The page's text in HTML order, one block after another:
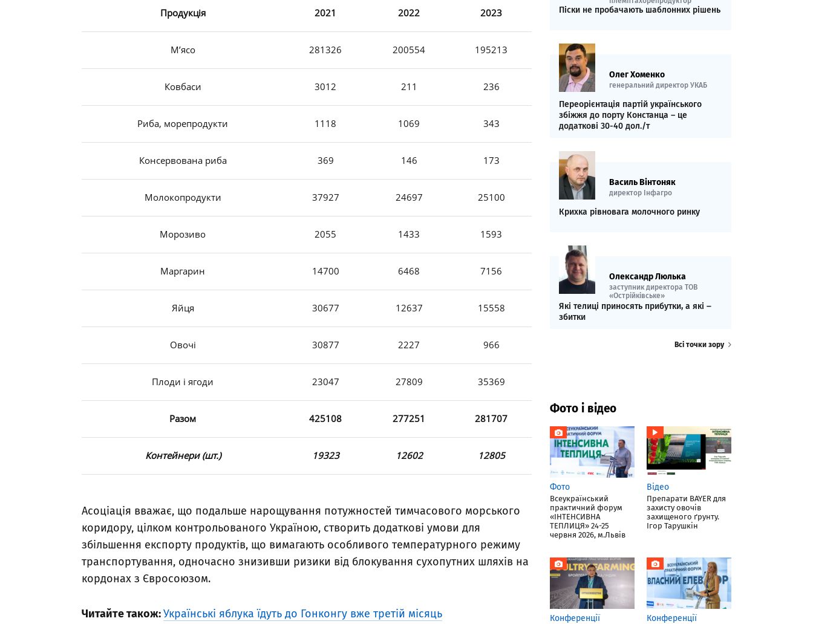
Продукція 2021 2022 2023
М’ясо 281326 200554 195213
Ковбаси 3012 211 236
Риба, морепродукти 1118 1069 343
Консервована риба 369 146 173
Молокопродукти 37927 24697 25100
Морозиво 2055 1433 1593
Маргарин 14700 6468 7156
Яйця 30677 12637 15558
Овочі 30877 2227 966
Плоди і ягоди 23047 27809 35369
Разом 425108 277251 281707
Контейнери (шт.) 19323 12602 12805
Асоціація вважає, що подальше нарощування потужностей тимчасового морського
коридору, цілком контрольованого Україною, створить додаткові умови для
збільшення експорту продуктів, що вимагають особливого температурного режиму
транспортування, одночасно знизивши ризики від блокування сухопутних шляхів на
кордонах з Євросоюзом.
Читайте також:Українські яблука їдуть до Гонконгу вже третій місяць
Піски не пробачають шаблонних рішень
Олег Хоменко
генеральний директор УКАБ
Переорієнтація партій українського
збіжжя до порту Констанца – це
додаткові 30-40 дол./т
Василь Вінтоняк
директор Інфагро
Крихка рівновага молочного ринку
Олександр Люлька
заступник директора ТОВ
«Острійківське»
Які телиці приносять прибутки, а які ‒
збитки
Всі точки зору
Фото і відео
Фото
Всеукраїнський
практичний форум
«ІНТЕНСИВНА
ТЕПЛИЦЯ» 24-25
червня 2026, м.Львів
Відео
Препарати BAYER для
захисту овочів
захищеного ґрунту.
Ігор Тарушкін
Конференції Конференції